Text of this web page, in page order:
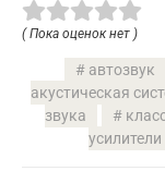
( Пока оценок нет )
автозвук
акустическая
звука
усилители